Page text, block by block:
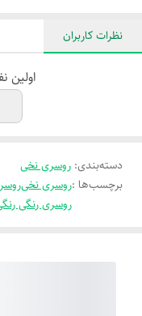
نظرات کاربران
اولین
دسته‌بندی: روسری نخی
برچسب‌ها :روسری نخی
روسری رنگی